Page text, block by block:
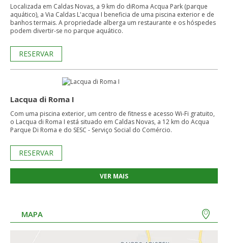
Localizada em Caldas Novas, a 9 km do diRoma Acqua Park (parque
aquático), a Via Caldas L'acqua I beneficia de uma piscina exterior e de
banhos termais. A propriedade alberga um restaurante e os hóspedes
podem divertir-se no parque aquático.
RESERVAR
Lacqua di Roma I
Com uma piscina exterior, um centro de fitness e acesso Wi-Fi gratuito,
o Lacqua di Roma I está situado em Caldas Novas, a 12 km do Acqua
Parque Di Roma e do SESC - Serviço Social do Comércio.
RESERVAR
VER MAIS
MAPA